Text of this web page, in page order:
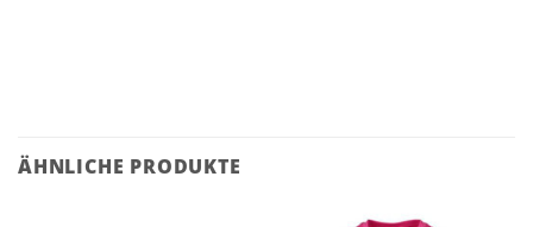
ÄHNLICHE PRODUKTE